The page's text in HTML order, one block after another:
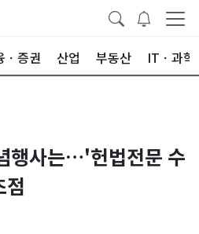
ㆍ증권 산업 부동산 ITㆍ과학
행사는…'헌법전문 수